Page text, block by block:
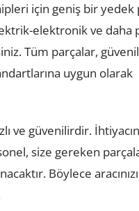
için geniş bir yedek
elektronik ve daha
Tüm parçalar,
uygun olarak
ve güvenilirdir.
size gereken
Böylece